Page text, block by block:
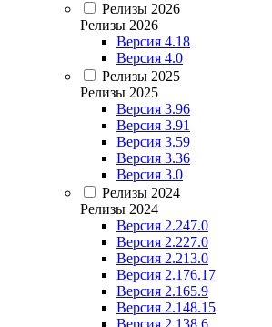
Релизы 2026
Релизы 2026
Версия 4.18
Версия 4.0
Релизы 2025
Релизы 2025
Версия 3.96
Версия 3.91
Версия 3.59
Версия 3.36
Версия 3.0
Релизы 2024
Релизы 2024
Версия 2.247.0
Версия 2.227.0
Версия 2.213.0
Версия 2.176.17
Версия 2.165.9
Версия 2.148.15